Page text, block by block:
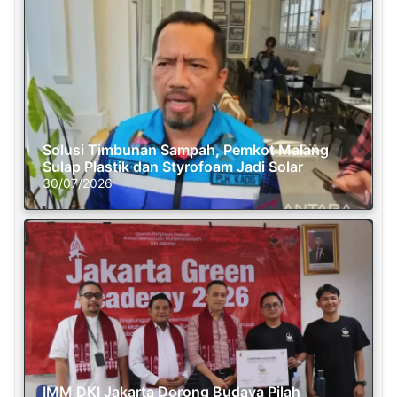
Solusi Timbunan Sampah, Pemkot Malang
Sulap Plastik dan Styrofoam Jadi Solar
30/07/2026
IMM DKI Jakarta Dorong Budaya Pilah